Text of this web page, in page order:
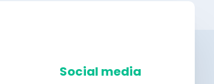
Social media